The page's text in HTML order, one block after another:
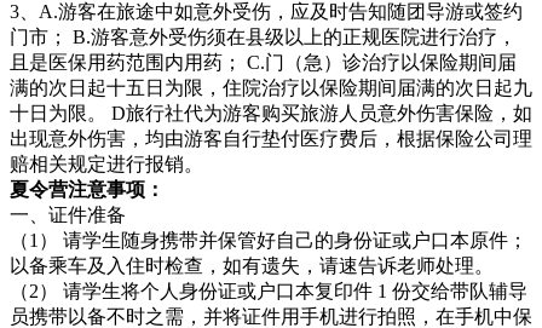
3、A.游客在旅途中如意外受伤，应及时告知随团导游或签约
门市； B.游客意外受伤须在县级以上的正规医院进行治疗，
且是医保用药范围内用药； C.门（急）诊治疗以保险期间届
满的次日起十五日为限，住院治疗以保险期间届满的次日起九
十日为限。 D旅行社代为游客购买旅游人员意外伤害保险，如
出现意外伤害，均由游客自行垫付医疗费后，根据保险公司理
赔相关规定进行报销。
夏令营注意事项：
一、证件准备
（1） 请学生随身携带并保管好自己的身份证或户口本原件；
以备乘车及入住时检查，如有遗失，请速告诉老师处理。
（2） 请学生将个人身份证或户口本复印件 1 份交给带队辅导
员携带以备不时之需，并将证件用手机进行拍照，在手机中保